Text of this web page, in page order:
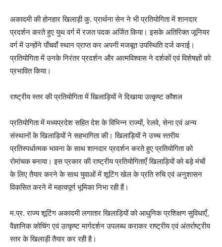
अकादमी की होनहार खिलाड़ी कु. प्रार्थना सेन ने भी प्रतियोगिता में शानदार
प्रदर्शन करते हुए युथ वर्ग में रजत पदक अर्जित किया। इसके अतिरिक्त जूनियर
वर्ग में उन्होंने पाँचवाँ स्थान प्राप्त कर अपनी मजबूत उपस्थिति दर्ज कराई।
प्रतियोगिता में उनके निरंतर प्रदर्शन और आत्मविश्वास ने दर्शकों एवं विशेषज्ञों को
प्रभावित किया।
राष्ट्रीय स्तर की प्रतियोगिता में खिलाड़ियों ने दिखाया उत्कृष्ट कौशल
प्रतियोगिता में मध्यप्रदेश सहित देश के विभिन्न राज्यों, रेलवे, सेना एवं अन्य
संस्थानों के खिलाड़ियों ने सहभागिता की। खिलाड़ियों ने उच्च स्तरीय
प्रतिस्पर्धात्मक भावना के साथ शानदार प्रदर्शन करते हुए प्रतियोगिता को
रोमांचक बनाया। इस प्रकार की राष्ट्रीय प्रतियोगिताएँ खिलाड़ियों को बड़े मंचों
के लिए तैयार करने के साथ युवाओं में शूटिंग खेल के प्रति रुचि एवं अनुशासन
विकसित करने में महत्वपूर्ण भूमिका निभा रही हैं।
म.प्र. राज्य शूटिंग अकादमी लगातार खिलाड़ियों को आधुनिक प्रशिक्षण सुविधाएँ,
वैज्ञानिक कोचिंग एवं उत्कृष्ट मार्गदर्शन उपलब्ध कराकर राष्ट्रीय एवं अंतर्राष्ट्रीय
स्तर के खिलाड़ी तैयार कर रही है।